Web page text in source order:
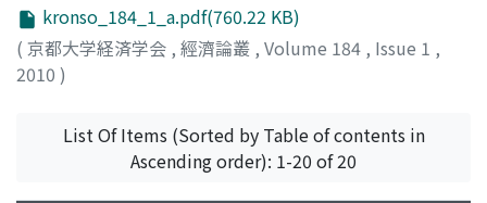
kronso_184_1_a.pdf(760.22 KB)
( 京都大学経済学会 , 經濟論叢 , Volume 184 , Issue 1 ,
2010 )
List Of Items (Sorted by Table of contents in
Ascending order): 1-20 of 20